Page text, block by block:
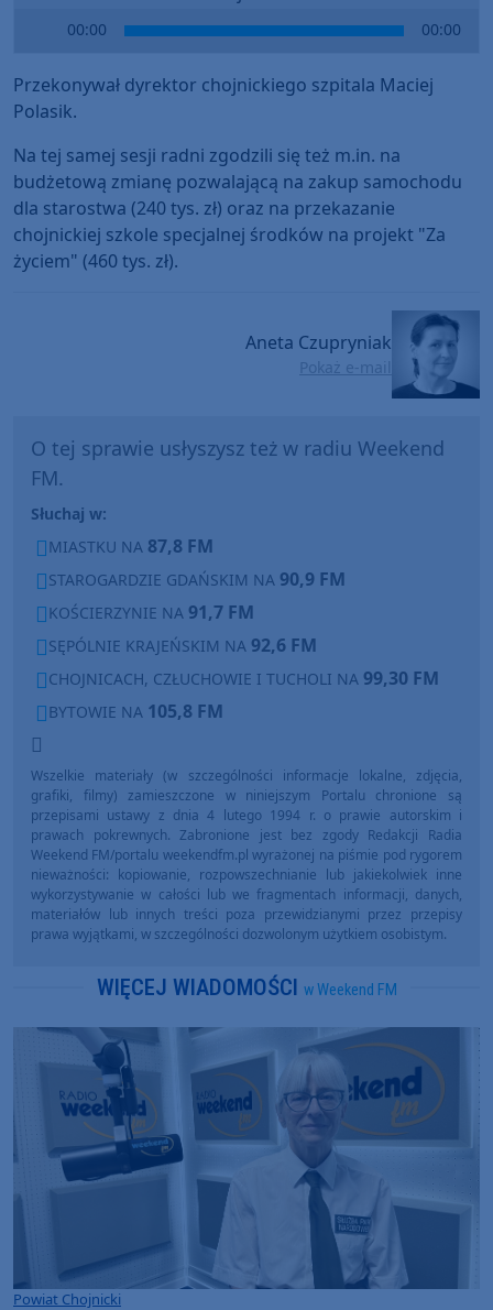
00:00 00:00
Przekonywał dyrektor chojnickiego szpitala Maciej
Polasik.
Na tej samej sesji radni zgodzili się też m.in. na
budżetową zmianę pozwalającą na zakup samochodu
dla starostwa (240 tys. zł) oraz na przekazanie
chojnickiej szkole specjalnej środków na projekt "Za
życiem" (460 tys. zł).
Aneta Czupryniak
Pokaż e-mail
O tej sprawie usłyszysz też w radiu Weekend
FM.
Słuchaj w:
MIASTKU NA 87,8 FM
STAROGARDZIE GDAŃSKIM NA 90,9 FM
KOŚCIERZYNIE NA 91,7 FM
SĘPÓLNIE KRAJEŃSKIM NA 92,6 FM
CHOJNICACH, CZŁUCHOWIE I TUCHOLI NA 99,30 FM
BYTOWIE NA 105,8 FM
Wszelkie materiały (w szczególności informacje lokalne, zdjęcia,
grafiki, filmy) zamieszczone w niniejszym Portalu chronione są
przepisami ustawy z dnia 4 lutego 1994 r. o prawie autorskim i
prawach pokrewnych. Zabronione jest bez zgody Redakcji Radia
Weekend FM/portalu weekendfm.pl wyrażonej na piśmie pod rygorem
nieważności: kopiowanie, rozpowszechnianie lub jakiekolwiek inne
wykorzystywanie w całości lub we fragmentach informacji, danych,
materiałów lub innych treści poza przewidzianymi przez przepisy
prawa wyjątkami, w szczególności dozwolonym użytkiem osobistym.
WIĘCEJ WIADOMOŚCI w Weekend FM
Powiat Chojnicki